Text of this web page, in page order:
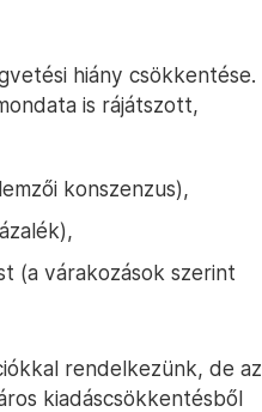
hiány csökkentése.
is rájátszott,
konszenzus),
(a várakozások szerint
rendelkezünk, de az
kiadáscsökkentésből